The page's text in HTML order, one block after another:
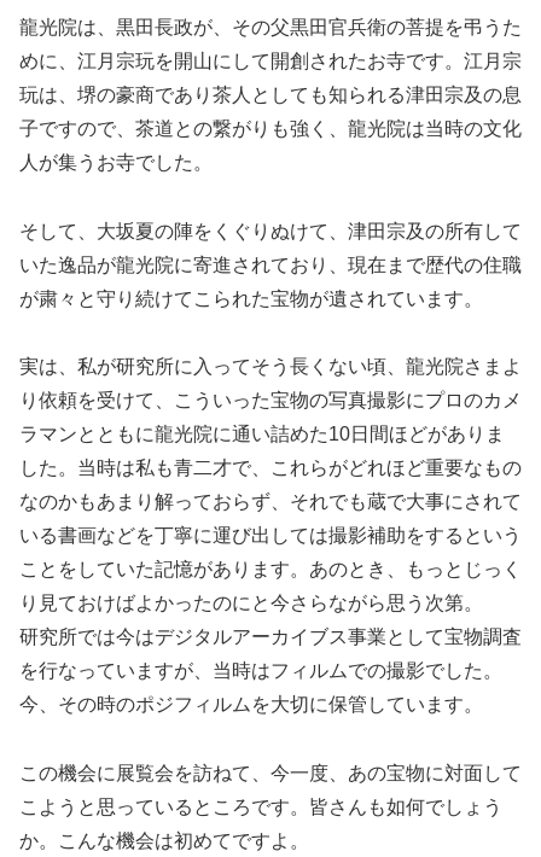
龍光院は、黒田長政が、その父黒田官兵衛の菩提を弔うた
めに、江月宗玩を開山にして開創されたお寺です。江月宗
玩は、堺の豪商であり茶人としても知られる津田宗及の息
子ですので、茶道との繋がりも強く、龍光院は当時の文化
人が集うお寺でした。
そして、大坂夏の陣をくぐりぬけて、津田宗及の所有して
いた逸品が龍光院に寄進されており、現在まで歴代の住職
が粛々と守り続けてこられた宝物が遺されています。
実は、私が研究所に入ってそう長くない頃、龍光院さまよ
り依頼を受けて、こういった宝物の写真撮影にプロのカメ
ラマンとともに龍光院に通い詰めた10日間ほどがありま
した。当時は私も青二才で、これらがどれほど重要なもの
なのかもあまり解っておらず、それでも蔵で大事にされて
いる書画などを丁寧に運び出しては撮影補助をするという
ことをしていた記憶があります。あのとき、もっとじっく
り見ておけばよかったのにと今さらながら思う次第。
研究所では今はデジタルアーカイブス事業として宝物調査
を行なっていますが、当時はフィルムでの撮影でした。
今、その時のポジフィルムを大切に保管しています。
この機会に展覧会を訪ねて、今一度、あの宝物に対面して
こようと思っているところです。皆さんも如何でしょう
か。こんな機会は初めてですよ。